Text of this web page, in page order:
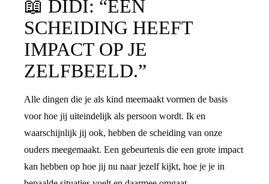
📖 DIDI: “EEN
SCHEIDING HEEFT
IMPACT OP JE
ZELFBEELD.”
Alle dingen die je als kind meemaakt vormen de basis
voor hoe jij uiteindelijk als persoon wordt. Ik en
waarschijnlijk jij ook, hebben de scheiding van onze
ouders meegemaakt. Een gebeurtenis die een grote impact
kan hebben op hoe jij nu naar jezelf kijkt, hoe je je in